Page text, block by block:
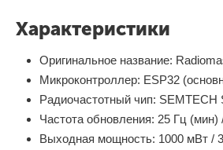
Характеристики
Оригинальное название:
Микроконтроллер: ESP32
Радиочастотный чип: SEMTECH
Частота обновления: 25 Гц (мин)
Выходная мощность: 1000 мВт /